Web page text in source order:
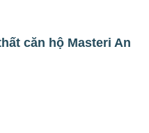
căn hộ Masteri An